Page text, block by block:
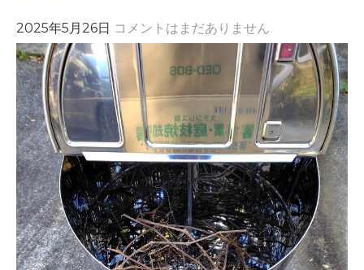
2025年5月26日 コメントはまだありません